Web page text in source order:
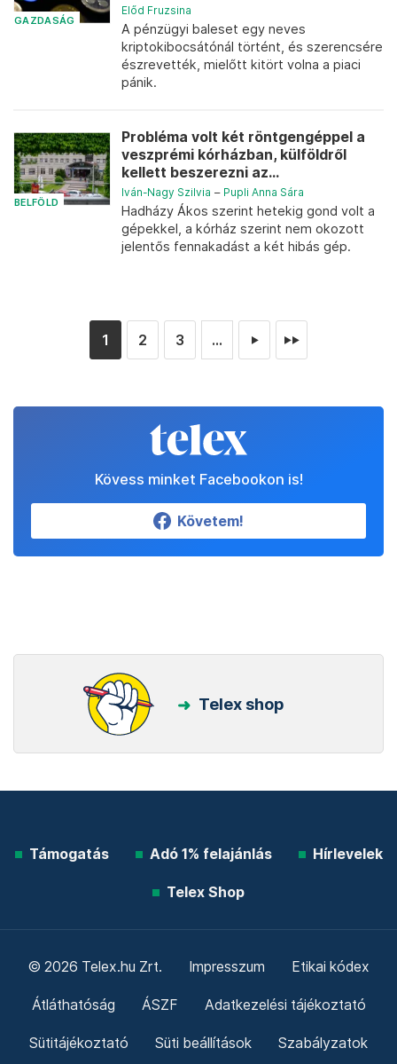
GAZDASÁG
Előd Fruzsina
A pénzügyi baleset egy neves
kriptokibocsátónál történt, és szerencsére
észrevették, mielőtt kitört volna a piaci
pánik.
BELFÖLD
Probléma volt két röntgengéppel a
veszprémi kórházban, külföldről
kellett beszerezni az...
Iván-Nagy Szilvia – Pupli Anna Sára
Hadházy Ákos szerint hetekig gond volt a
gépekkel, a kórház szerint nem okozott
jelentős fennakadást a két hibás gép.
1 2 3 ... ► ►►
Kövess minket Facebookon is!
Követem!
Telex shop
Támogatás Adó 1% felajánlás Hírlevelek
Telex Shop
© 2026 Telex.hu Zrt. Impresszum Etikai kódex
Átláthatóság ÁSZF Adatkezelési tájékoztató
Sütitájékoztató Süti beállítások Szabályzatok